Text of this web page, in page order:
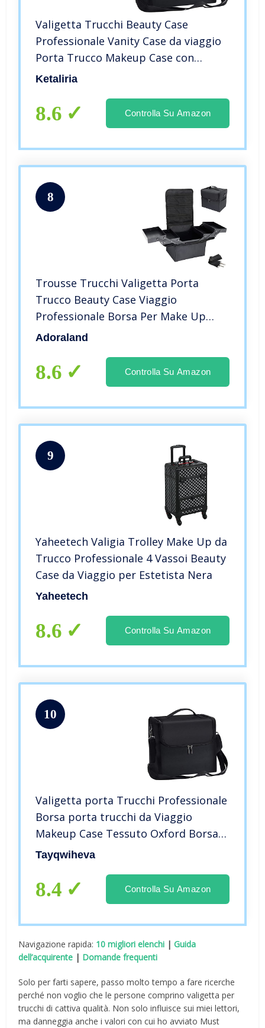
Valigetta Trucchi Beauty Case
Professionale Vanity Case da viaggio
Porta Trucco Makeup Case con
tracolla e maniglia Valigetta
Organizzatore Trucchi, Nero
Ketaliria
8.6 Controlla Su Amazon
8
Trousse Trucchi Valigetta Porta
Trucco Beauty Case Viaggio
Professionale Borsa Per Make Up
Valigia Semi Rigido Bag Makeup
Cofanetto Nail Art Beautycase
Cosmetici
Adoraland
8.6 Controlla Su Amazon
9
Yaheetech Valigia Trolley Make Up da
Trucco Professionale 4 Vassoi Beauty
Case da Viaggio per Estetista Nera
Yaheetech
8.6 Controlla Su Amazon
10
Valigetta porta Trucchi Professionale
Borsa porta trucchi da Viaggio
Makeup Case Tessuto Oxford Borsa
per Cosmetic Grande con Tracolla y 4
Valigetta Unghie,Nero
Tayqwiheva
8.4 Controlla Su Amazon
Navigazione rapida: 10 migliori elenchi |Guida
dell’acquirente | Domande frequenti
Solo per farti sapere, passo molto tempo a fare ricerche
perché non voglio che le persone comprino valigetta per
trucchi di cattiva qualità. Non solo influisce sui miei lettori,
ma danneggia anche i valori con cui ho avviato Must